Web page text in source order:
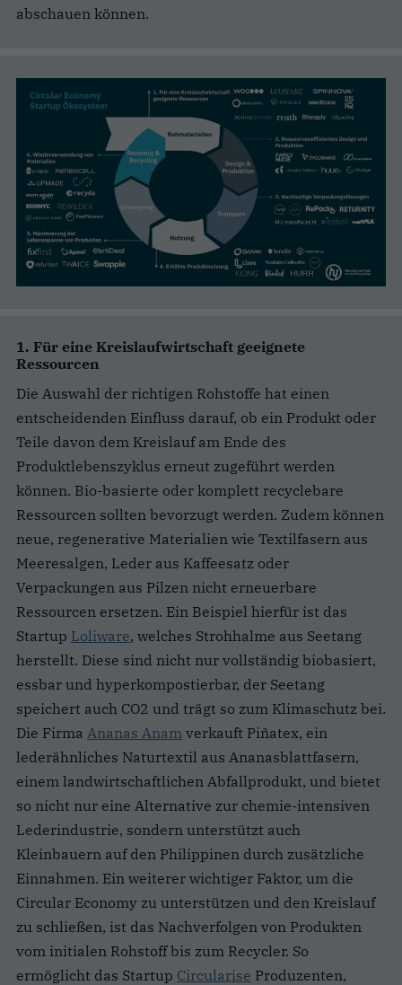
abschauen können.
1. Für eine Kreislaufwirtschaft geeignete
Ressourcen
Die Auswahl der richtigen Rohstoffe hat einen
entscheidenden Einfluss darauf, ob ein Produkt oder
Teile davon dem Kreislauf am Ende des
Produktlebenszyklus erneut zugeführt werden
können. Bio-basierte oder komplett recyclebare
Ressourcen sollten bevorzugt werden. Zudem können
neue, regenerative Materialien wie Textilfasern aus
Meeresalgen, Leder aus Kaffeesatz oder
Verpackungen aus Pilzen nicht erneuerbare
Ressourcen ersetzen. Ein Beispiel hierfür ist das
Startup Loliware, welches Strohhalme aus Seetang
herstellt. Diese sind nicht nur vollständig biobasiert,
essbar und hyperkompostierbar, der Seetang
speichert auch CO2 und trägt so zum Klimaschutz bei.
Die Firma Ananas Anam verkauft Piñatex, ein
lederähnliches Naturtextil aus Ananasblattfasern,
einem landwirtschaftlichen Abfallprodukt, und bietet
so nicht nur eine Alternative zur chemie-intensiven
Lederindustrie, sondern unterstützt auch
Kleinbauern auf den Philippinen durch zusätzliche
Einnahmen. Ein weiterer wichtiger Faktor, um die
Circular Economy zu unterstützen und den Kreislauf
zu schließen, ist das Nachverfolgen von Produkten
vom initialen Rohstoff bis zum Recycler. So
ermöglicht das Startup Circularise Produzenten,